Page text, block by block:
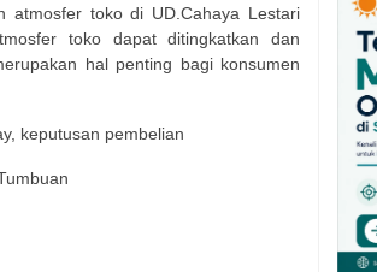
atmosfer toko di UD.Cahaya Lestari
toko dapat ditingkatkan dan
hal penting bagi konsumen
keputusan pembelian